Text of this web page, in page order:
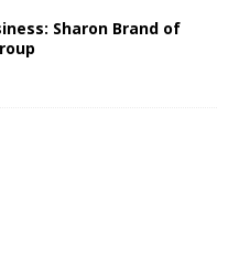
Sharon Brand of